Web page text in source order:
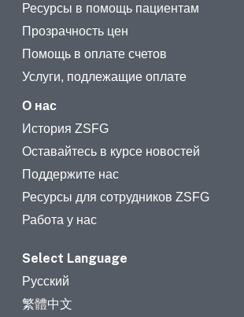
Ресурсы в помощь пациентам
Прозрачность цен
Помощь в оплате счетов
Услуги, подлежащие оплате
О нас
История ZSFG
Оставайтесь в курсе новостей
Поддержите нас
Ресурсы для сотрудников ZSFG
Работа у нас
Select Language
Русский
繁體中文